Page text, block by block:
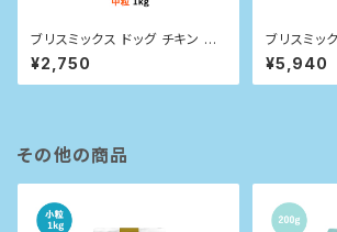
ブリスミックス ドッグ チキン 中
粒 1kg
¥2,750
ブリスミッ
粒 3kg
¥5,940
その他の商品